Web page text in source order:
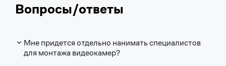
Вопросы/ответы
Мне придется отдельно нанимать специалистов
для монтажа видеокамер?